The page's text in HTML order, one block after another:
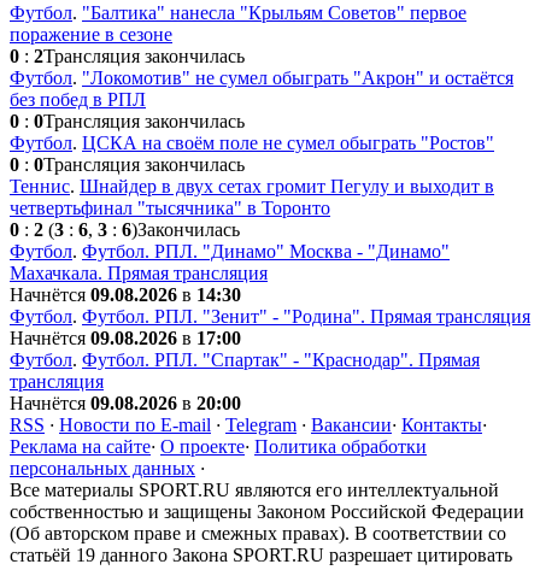
Футбол. "Балтика" нанесла "Крыльям Советов" первое
поражение в сезоне
0 : 2Трансляция закончилась
Футбол. "Локомотив" не сумел обыграть "Акрон" и остаётся
без побед в РПЛ
0 : 0Трансляция закончилась
Футбол. ЦСКА на своём поле не сумел обыграть "Ростов"
0 : 0Трансляция закончилась
Теннис. Шнайдер в двух сетах громит Пегулу и выходит в
четвертьфинал "тысячника" в Торонто
0 : 2 (3 : 6, 3 : 6)Закончилась
Футбол. Футбол. РПЛ. "Динамо" Москва - "Динамо"
Махачкала. Прямая трансляция
Начнётся 09.08.2026 в 14:30
Футбол. Футбол. РПЛ. "Зенит" - "Родина". Прямая трансляция
Начнётся 09.08.2026 в 17:00
Футбол. Футбол. РПЛ. "Спартак" - "Краснодар". Прямая
трансляция
Начнётся 09.08.2026 в 20:00
RSS · Новости по E-mail · Telegram · Вакансии· Контакты·
Реклама на сайте· О проекте· Политика обработки
персональных данных ·
Все материалы SPORT.RU являются его интеллектуальной
собственностью и защищены Законом Российской Федерации
(Об авторском праве и смежных правах). В соответствии со
статьёй 19 данного Закона SPORT.RU разрешает цитировать